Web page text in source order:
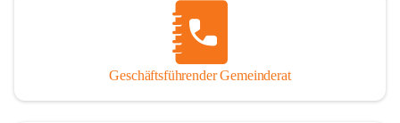
Geschäftsführender Gemeinderat